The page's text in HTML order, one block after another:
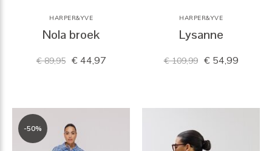
HARPER&YVE
Nola broek
€ 89,95 € 44,97
HARPER&YVE
Lysanne
€ 109,99 € 54,99
-50%